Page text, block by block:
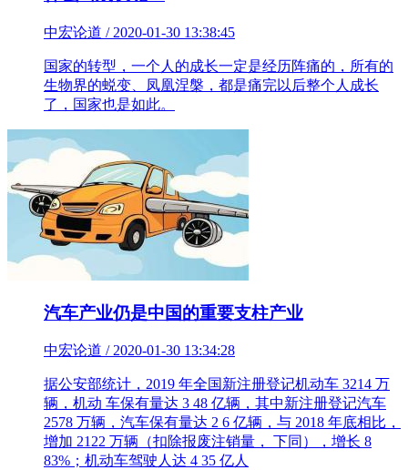
中宏论道 / 2020-01-30 13:38:45
​国家的转型，一个人的成长一定是经历阵痛的，所有的
生物界的蜕变、凤凰涅槃，都是痛完以后整个人成长
了，国家也是如此。
汽车产业仍是中国的重要支柱产业
中宏论道 / 2020-01-30 13:34:28
据公安部统计，2019 年全国新注册登记机动车 3214 万
辆，机动 车保有量达 3 48 亿辆，其中新注册登记汽车
2578 万辆，汽车保有量达 2 6 亿辆，与 2018 年底相比，
增加 2122 万辆（扣除报废注销量， 下同），增长 8
83%；机动车驾驶人达 4 35 亿人